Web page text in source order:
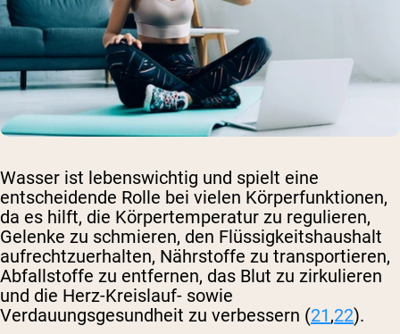
Wasser ist lebenswichtig und spielt eine
entscheidende Rolle bei vielen Körperfunktionen,
da es hilft, die Körpertemperatur zu regulieren,
Gelenke zu schmieren, den Flüssigkeitshaushalt
aufrechtzuerhalten, Nährstoffe zu transportieren,
Abfallstoffe zu entfernen, das Blut zu zirkulieren
und die Herz-Kreislauf- sowie
Verdauungsgesundheit zu verbessern (21,22).